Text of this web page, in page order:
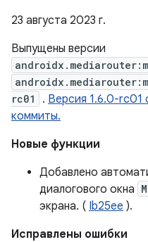
23 августа 2023 г.
Выпущены версии
rc01
. Версия 1.6.0-
коммиты.
Новые функции
Добавлено
диалогового окна
экрана. ( Ib25ee ).
Исправлены ошибки